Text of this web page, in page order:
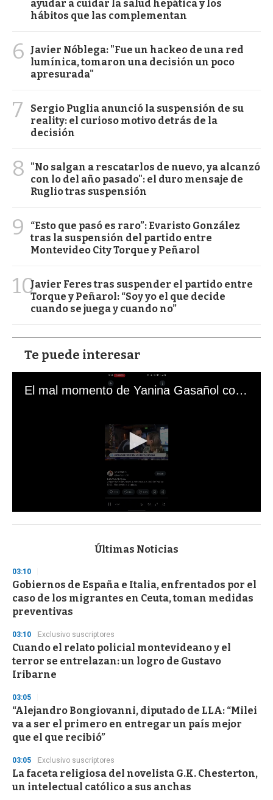
ayudar a cuidar la salud hepática y los
hábitos que las complementan
6
Javier Nóblega: "Fue un hackeo de una red
lumínica, tomaron una decisión un poco
apresurada"
7
Sergio Puglia anunció la suspensión de su
reality: el curioso motivo detrás de la
decisión
8
"No salgan a rescatarlos de nuevo, ya alcanzó
con lo del año pasado": el duro mensaje de
Ruglio tras suspensión
9
“Esto que pasó es raro”: Evaristo González
tras la suspensión del partido entre
Montevideo City Torque y Peñarol
10Javier Feres tras suspender el partido entre
Torque y Peñarol: “Soy yo el que decide
cuando se juega y cuando no”
Te puede interesar
El mal momento de Yanina Gasañol con un hincha argentino en "Subrayado"
s
d
s
o
f
3
s
e
c
o
n
s
Últimas Noticias
03:10
Gobiernos de España e Italia, enfrentados por el
caso de los migrantes en Ceuta, toman medidas
preventivas
03:10 Exclusivo suscriptores
Cuando el relato policial montevideano y el
terror se entrelazan: un logro de Gustavo
Iribarne
03:05
“Alejandro Bongiovanni, diputado de LLA: “Milei
va a ser el primero en entregar un país mejor
que el que recibió”
03:05 Exclusivo suscriptores
La faceta religiosa del novelista G.K. Chesterton,
un intelectual católico a sus anchas